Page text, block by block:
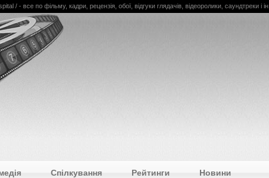
/ - все по фільму, кадри, рецензія, обої, відгуки глядачів, відеоролики, саундтреки і ін.
Спілкування Рейтинги Новини